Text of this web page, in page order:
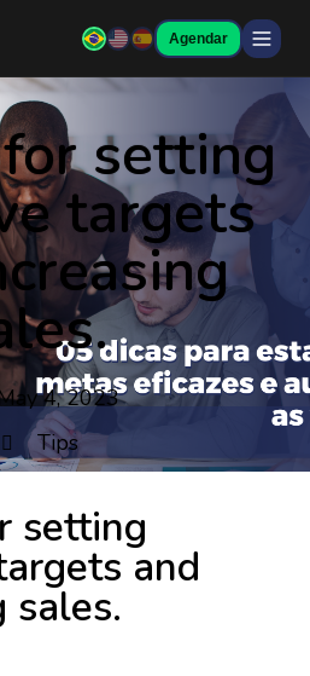
Agendar
setting
targets
4, 2023
Tips
setting
and
sales.